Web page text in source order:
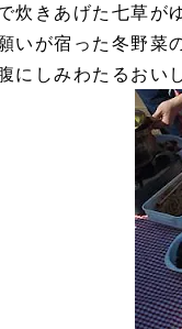
炊きあげた七草が
いが宿った冬野菜
にしみわたるおい